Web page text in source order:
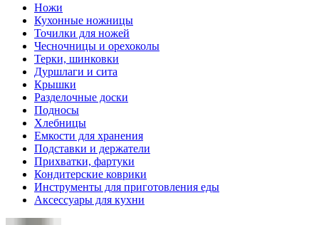
Ножи
Кухонные ножницы
Точилки для ножей
Чесночницы и орехоколы
Терки, шинковки
Дуршлаги и сита
Крышки
Разделочные доски
Подносы
Хлебницы
Емкости для хранения
Подставки и держатели
Прихватки, фартуки
Кондитерские коврики
Инструменты для приготовления еды
Аксессуары для кухни